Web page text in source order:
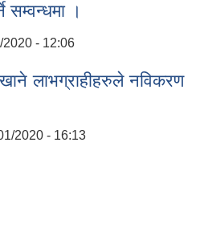
।
2020 - 12:06
खाने लाभग्राहीहरुले नविकरण
2020 - 16:13